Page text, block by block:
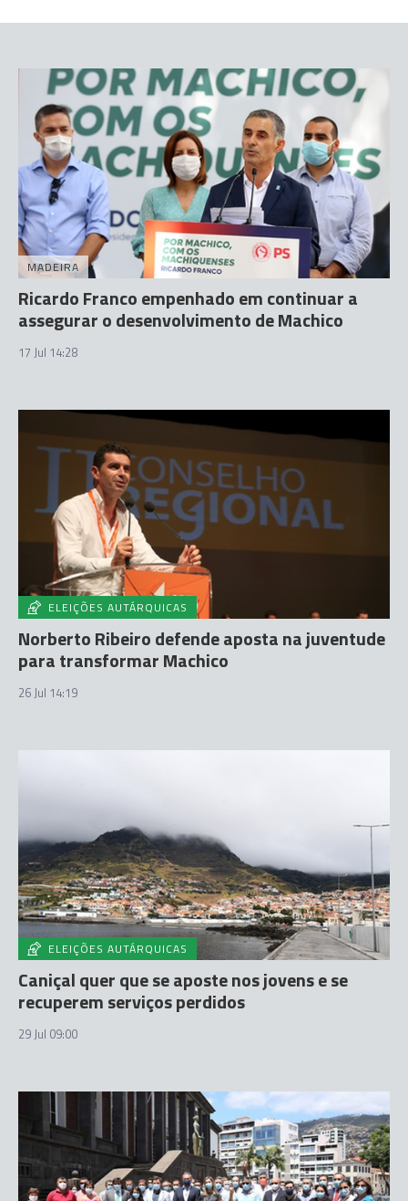
MADEIRA
Ricardo Franco empenhado em continuar a
assegurar o desenvolvimento de Machico
17 Jul 14:28
ELEIÇÕES AUTÁRQUICAS
Norberto Ribeiro defende aposta na juventude
para transformar Machico
26 Jul 14:19
ELEIÇÕES AUTÁRQUICAS
Caniçal quer que se aposte nos jovens e se
recuperem serviços perdidos
29 Jul 09:00